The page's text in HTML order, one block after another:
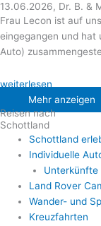
13.06.2026, Dr. B. &
Frau Lecon ist auf
eingegangen und hat
Auto)
weiterlesen
Mehr anzeigen
Reisen nach
Schottland
Schottland
Individuelle
Unterkünfte
Land Rover
Wander- und
Kreuzfahrten